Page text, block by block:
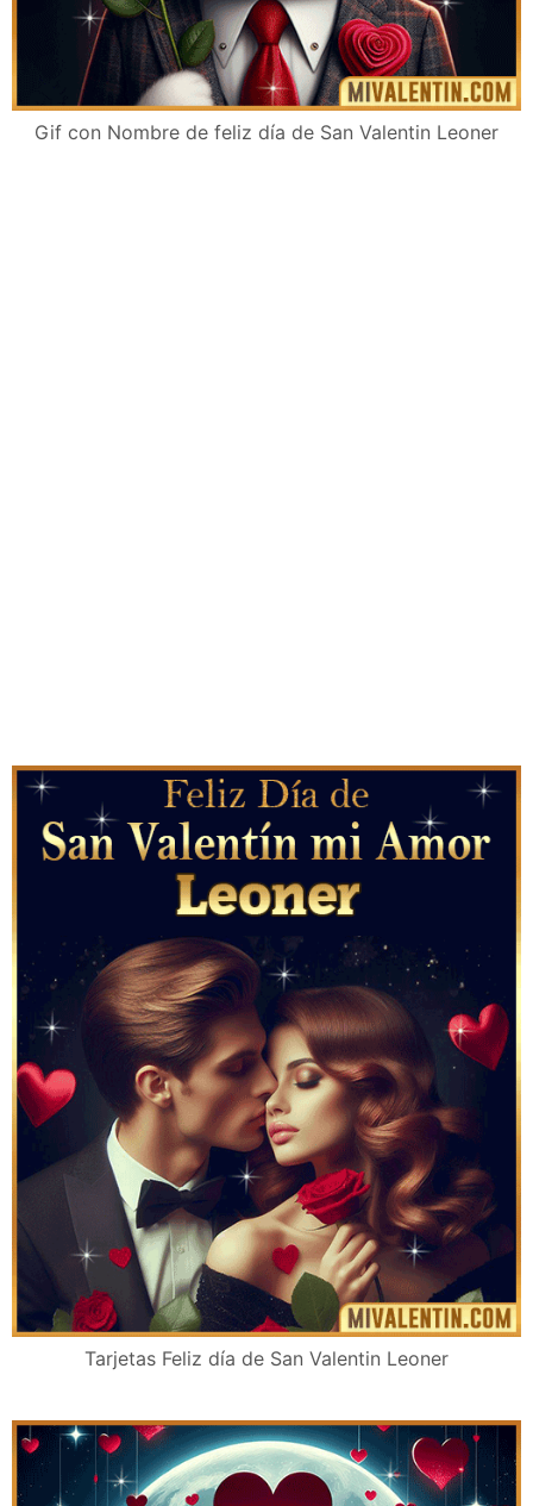
Gif con Nombre de feliz día de San Valentin Leoner
Tarjetas Feliz día de San Valentin Leoner